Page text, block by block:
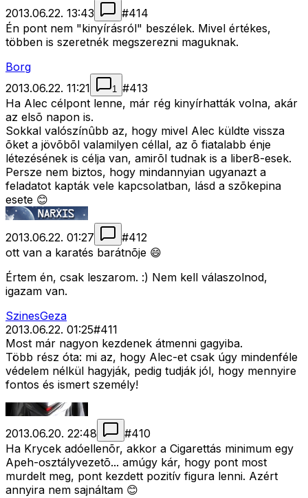
2013.06.22. 13:43
#414
Én pont nem "kinyírásról" beszélek. Mivel értékes,
többen is szeretnék megszerezni maguknak.
Borg
2013.06.22. 11:21
1 #413
Ha Alec célpont lenne, már rég kinyírhatták volna, akár
az elsõ napon is.
Sokkal valószínûbb az, hogy mivel Alec küldte vissza
õket a jövõbõl valamilyen céllal, az õ fiatalabb énje
létezésének is célja van, amirõl tudnak is a liber8-esek.
Persze nem biztos, hogy mindannyian ugyanazt a
feladatot kapták vele kapcsolatban, lásd a szõkepina
esete 😊
2013.06.22. 01:27 #412
ott van a karatés barátnõje 😄
Értem én, csak leszarom. :) Nem kell válaszolnod,
igazam van.
SzinesGeza
2013.06.22. 01:25#411
Most már nagyon kezdenek átmenni gagyiba.
Több rész óta: mi az, hogy Alec-et csak úgy mindenféle
védelem nélkül hagyják, pedig tudják jól, hogy mennyire
fontos és ismert személy!
2013.06.20. 22:48 #410
Ha Krycek adóellenõr, akkor a Cigarettás minimum egy
Apeh-osztályvezetõ... amúgy kár, hogy pont most
murdelt meg, pont kezdett pozitív figura lenni. Azért
annyira nem sajnáltam 😊